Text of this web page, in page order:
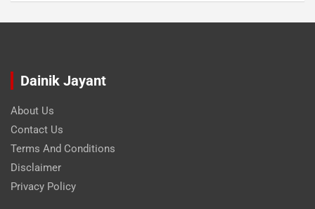
Dainik Jayant
About Us
Contact Us
Terms And Conditions
Disclaimer
Privacy Policy